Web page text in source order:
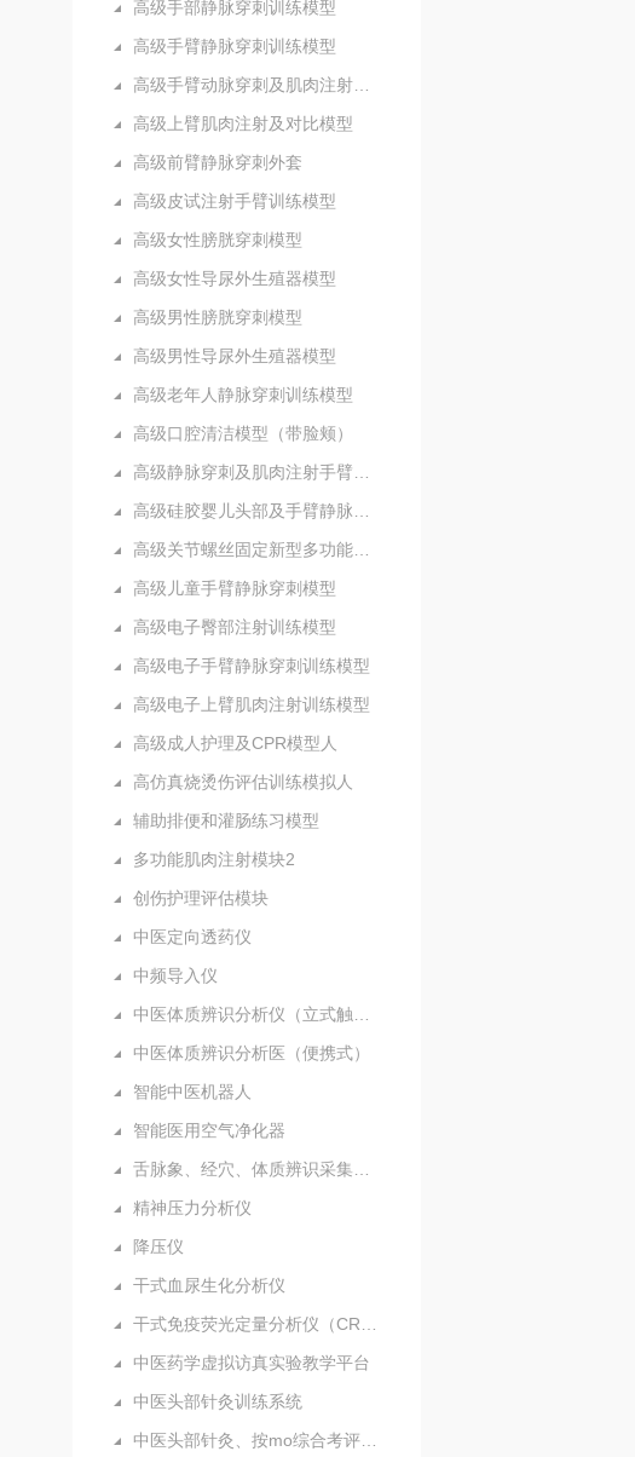
高级手部静脉穿刺训练模型
高级手臂静脉穿刺训练模型
高级上臂肌肉注射及对比模型
高级前臂静脉穿刺外套
高级皮试注射手臂训练模型
高级女性膀胱穿刺模型
高级女性导尿外生殖器模型
高级男性膀胱穿刺模型
高级男性导尿外生殖器模型
高级老年人静脉穿刺训练模型
高级口腔清洁模型（带脸颊）
高级儿童手臂静脉穿刺模型
高级电子臀部注射训练模型
高级电子手臂静脉穿刺训练模型
高级电子上臂肌肉注射训练模型
高级成人护理及CPR模型人
高仿真烧烫伤评估训练模拟人
辅助排便和灌肠练习模型
多功能肌肉注射模块2
创伤护理评估模块
中医定向透药仪
中频导入仪
中医体质辨识分析医（便携式）
智能中医机器人
智能医用空气净化器
精神压力分析仪
降压仪
干式血尿生化分析仪
中医药学虚拟访真实验教学平台
中医头部针灸训练系统